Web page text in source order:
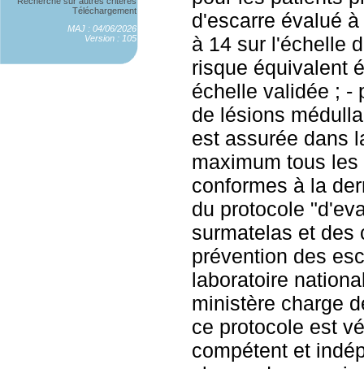
Téléchargement
MAJ : 04/06/2026
Version : 105
d'escarre évalué
à 14 sur l'échelle
risque équivalent
échelle validée ; -
de lésions
est assurée dans
maximum tous
conformes à la
du protocole
surmatelas et des
prévention des
laboratoire
ministère charge
ce protocole est
compétent et